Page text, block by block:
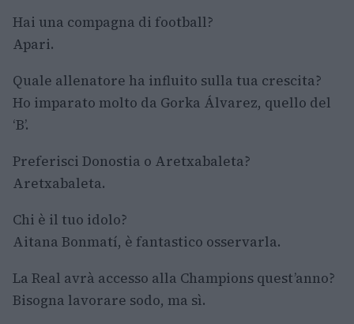
Hai una compagna di football?
Apari.
Quale allenatore ha influito sulla tua crescita?
Ho imparato molto da Gorka Álvarez, quello del
‘B’.
Preferisci Donostia o Aretxabaleta?
Aretxabaleta.
Chi è il tuo idolo?
Aitana Bonmatí, è fantastico osservarla.
La Real avrà accesso alla Champions quest’anno?
Bisogna lavorare sodo, ma sì.